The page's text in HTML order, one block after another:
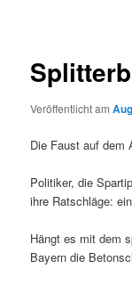
Veröffentlicht am
Die Faust auf dem
Politiker, die
ihre Ratschläge:
Hängt es mit dem
Bayern die